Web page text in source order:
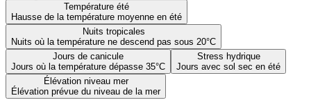
Température été
Hausse de la température moyenne en été
Nuits tropicales
Nuits où la température ne descend pas sous 20°C
Jours de canicule
Jours où la température dépasse 35°C
Stress hydrique
Jours avec sol sec en été
Élévation niveau mer
Élévation prévue du niveau de la mer